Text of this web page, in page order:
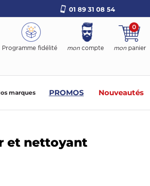
01 89 31 08 54
Programme fidélité mon compte mon panier
0
marques PROMOS Nouveautés
et nettoyant